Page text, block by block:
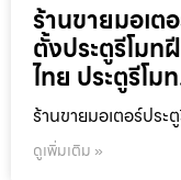
ร้านขายมอเต
ตั้งประตูรีโมท
ไทย ประตูรีโม
ร้านขายมอเตอร์ประ
ดูเพิ่มเติม »